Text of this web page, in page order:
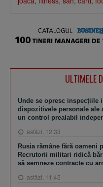
ULTIMELE
Unde se opresc inspecţiile
dispozitivele personale ale
un control prealabil
astăzi, 12:33
Rusia rămâne fără oameni
Recrutorii militari ridică
să semneze contracte cu
astăzi, 11:45